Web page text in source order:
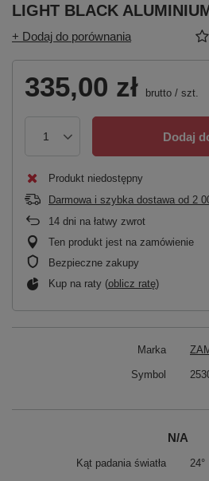
LIGHT BLACK
+ Dodaj do porównania
335,00 zł brutto / szt.
Dodaj
Produkt niedostępny
Darmowa i szybka dostawa od 2
14 dni na łatwy zwrot
Ten produkt jest na zamówienie
Bezpieczne zakupy
Kup na raty (oblicz ratę)
Marka
Symbol
N/A
Kąt padania światła 24°